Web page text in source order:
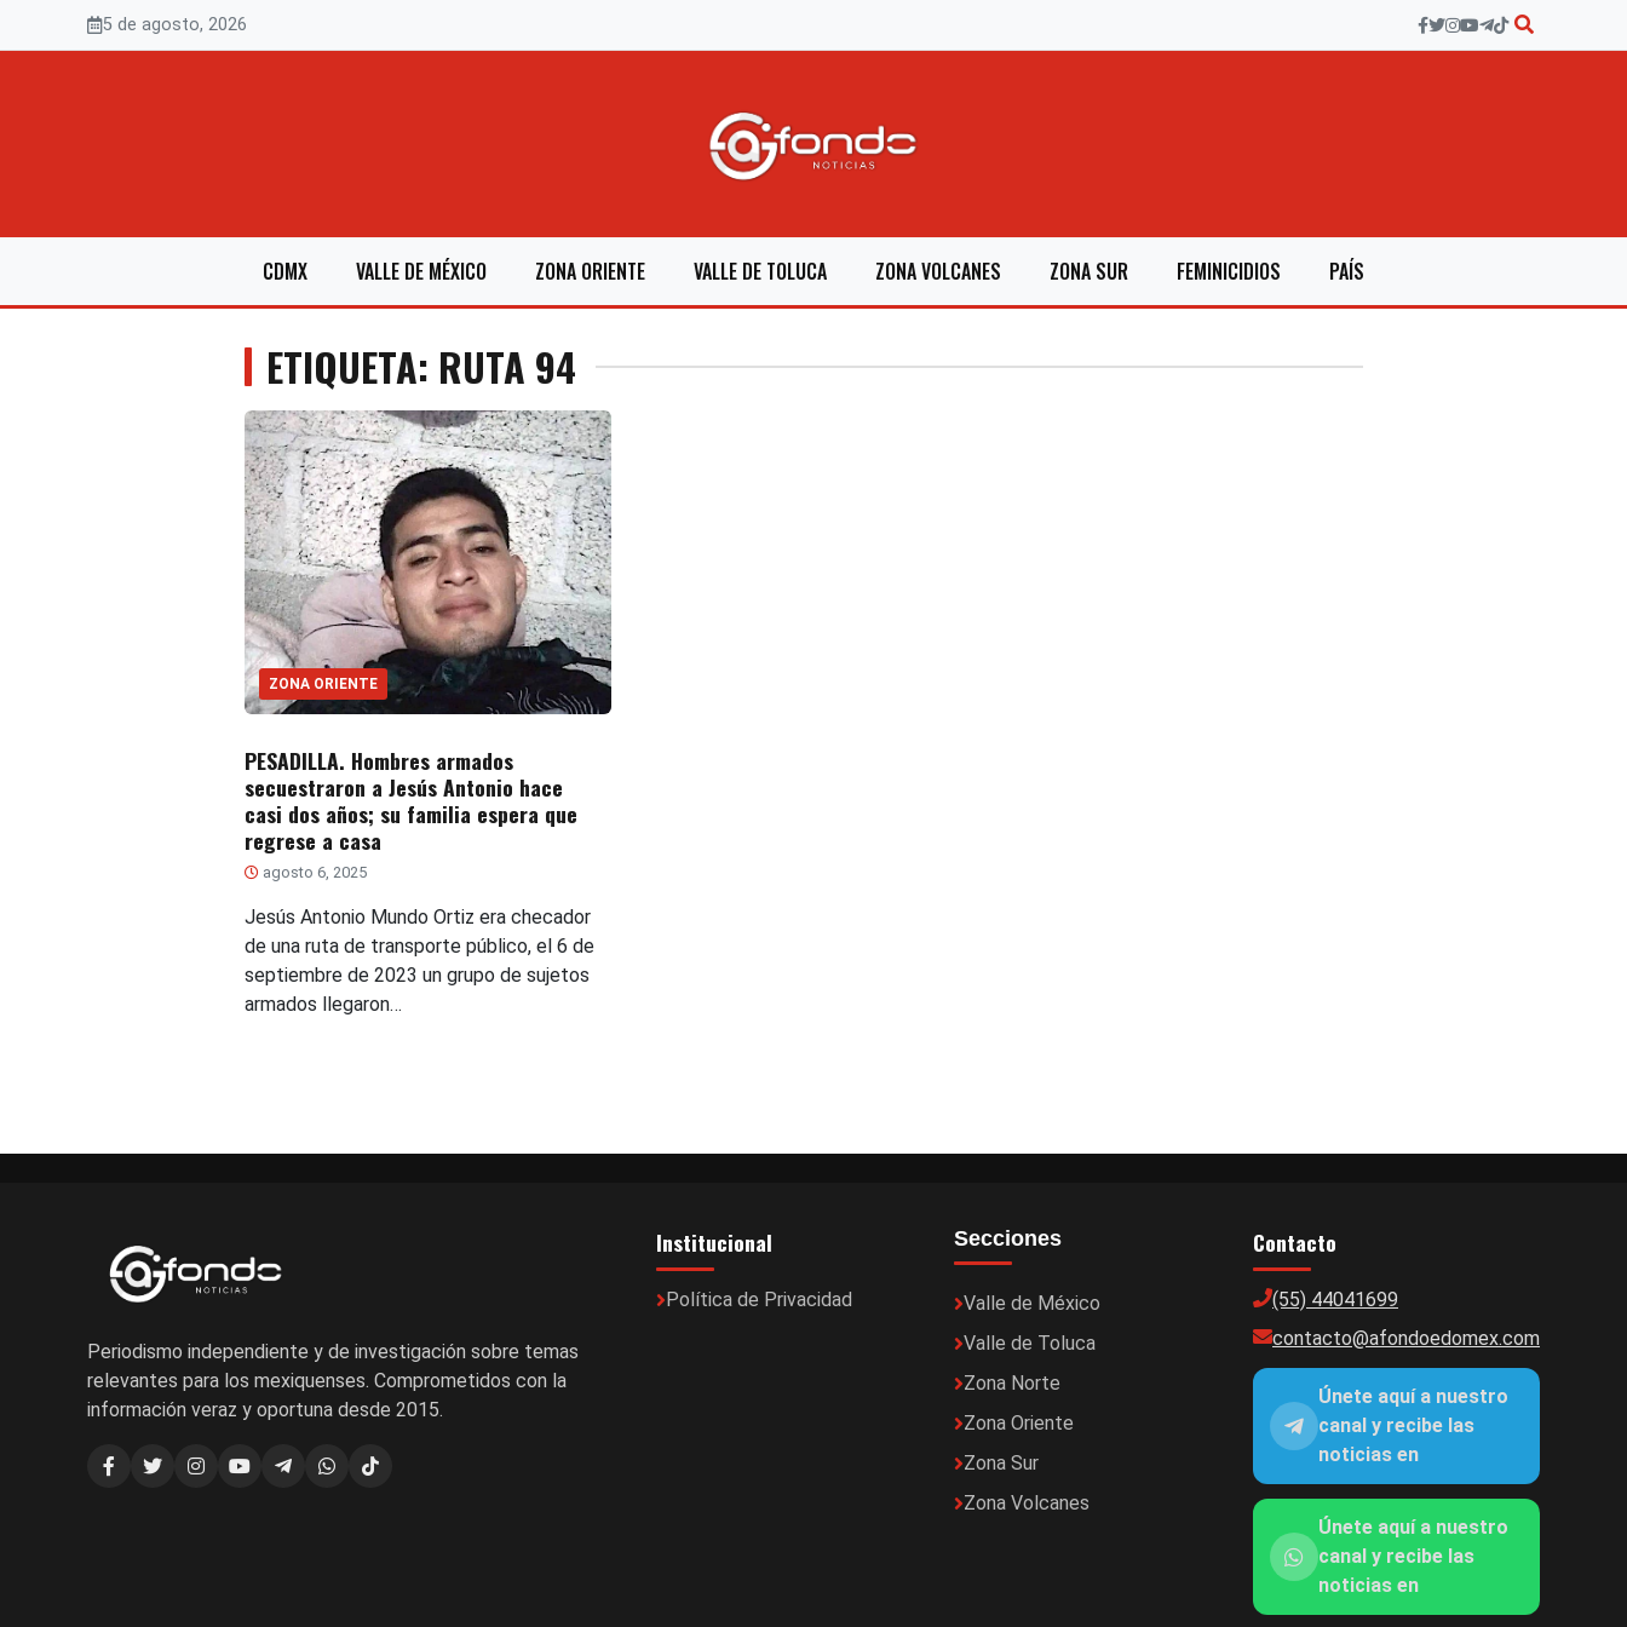
5 de agosto, 2026
CDMX VALLE DE MÉXICO ZONA ORIENTE VALLE DE TOLUCA ZONA VOLCANES ZONA SUR FEMINICIDIOS PAÍS
ETIQUETA: RUTA 94
ZONA ORIENTE
PESADILLA. Hombres armados
secuestraron a Jesús Antonio hace
casi dos años; su familia espera que
regrese a casa
agosto 6, 2025
Jesús Antonio Mundo Ortiz era checador
de una ruta de transporte público, el 6 de
septiembre de 2023 un grupo de sujetos
armados llegaron…
Periodismo independiente y de investigación sobre temas
relevantes para los mexiquenses. Comprometidos con la
información veraz y oportuna desde 2015.
Institucional
Política de Privacidad
Secciones
Valle de México
Valle de Toluca
Zona Norte
Zona Oriente
Zona Sur
Zona Volcanes
Contacto
(55) 44041699
contacto@afondoedomex.com
Únete aquí a nuestro
canal y recibe las
noticias en
Únete aquí a nuestro
canal y recibe las
noticias en